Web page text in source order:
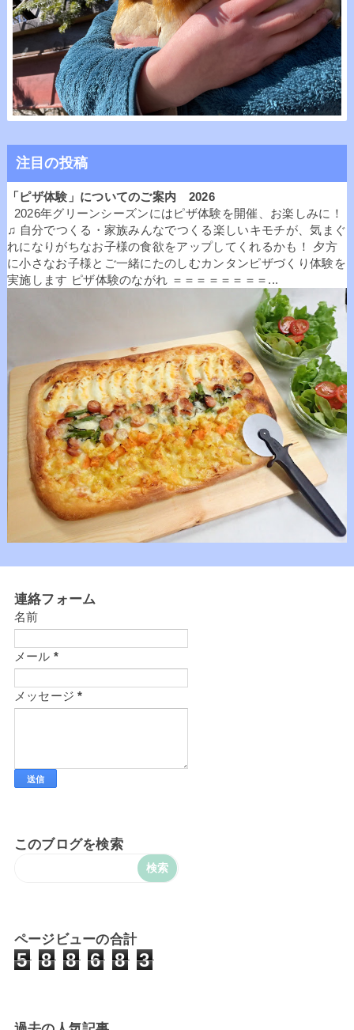
注目の投稿
「ピザ体験」についてのご案内 2026
2026年グリーンシーズンにはピザ体験を開催、お楽しみに！
♫ 自分でつくる・家族みんなでつくる楽しいキモチが、気まぐ
れになりがちなお子様の食欲をアップしてくれるかも！ 夕方
に小さなお子様とご一緒にたのしむカンタンピザづくり体験を
実施します ピザ体験のながれ ＝＝＝＝＝＝＝＝...
連絡フォーム
名前
メール *
メッセージ*
このブログを検索
ページビューの合計
5 8 8 6 8 3